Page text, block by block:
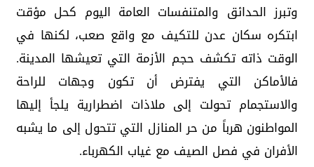
وتبرز الحدائق والمتنفسات العامة اليوم كحل مؤقت
ابتكره سكان عدن للتكيف مع واقع صعب، لكنها في
الوقت ذاته تكشف حجم الأزمة التي تعيشها المدينة.
فالأماكن التي يفترض أن تكون وجهات للراحة
والاستجمام تحولت إلى ملاذات اضطرارية يلجأ إليها
المواطنون هرباً من حر المنازل التي تتحول إلى ما يشبه
الأفران في فصل الصيف مع غياب الكهرباء.